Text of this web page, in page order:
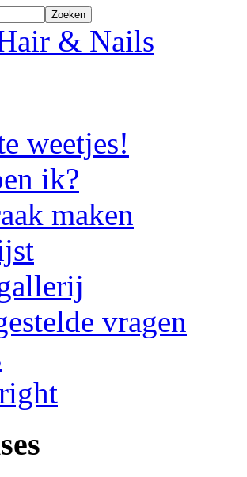
& Nails
weetjes!
ik?
maken
vragen